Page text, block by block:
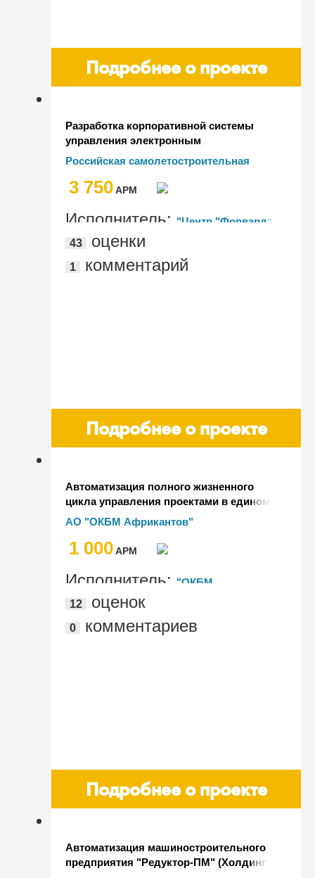
Подробнее о проекте
Разработка корпоративной системы
управления электронным
документооборотом и учетом
исполнения договорных обязательств
Российская самолетостроительная
3 750AРМ
Исполнитель: "Центр "Форвард"
43
оценки
1 комментарий
Подробнее о проекте
Автоматизация полного жизненного
цикла управления проектами в едином
информационном пространстве
АО "ОКБМ Африкантов"
1 000AРМ
Исполнитель: "ОКБМ
Африкантов"
12 оценок
0 комментариев
Подробнее о проекте
Автоматизация машиностроительного
предприятия "Редуктор-ПМ" (Холдинг